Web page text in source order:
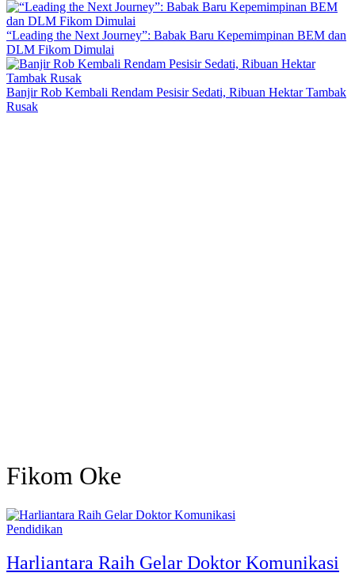
“Leading the Next Journey”: Babak Baru Kepemimpinan BEM dan
DLM Fikom Dimulai
Banjir Rob Kembali Rendam Pesisir Sedati, Ribuan Hektar Tambak
Rusak
Fikom Oke
Pendidikan
Harliantara Raih Gelar Doktor Komunikasi